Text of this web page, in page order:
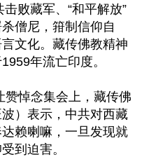
败藏军、“和平解放”
僧尼，箝制信仰自
文化。藏传佛教精神
年流亡印度。
赞悼念集会上，藏传佛
）表示，中共对西藏
赖喇嘛，一旦发现就
到迫害。